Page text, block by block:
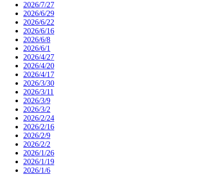
2026/7/27
2026/6/29
2026/6/22
2026/6/16
2026/6/8
2026/6/1
2026/4/27
2026/4/20
2026/4/17
2026/3/30
2026/3/11
2026/3/9
2026/3/2
2026/2/24
2026/2/16
2026/2/9
2026/2/2
2026/1/26
2026/1/19
2026/1/6